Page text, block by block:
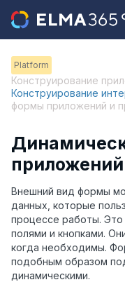
Platform
Конструирование
Конструирование
формы приложений и
Внешний вид формы
данных, которые
процессе работы.
полями и кнопками.
когда необходимы.
подобным образом
динамическими.